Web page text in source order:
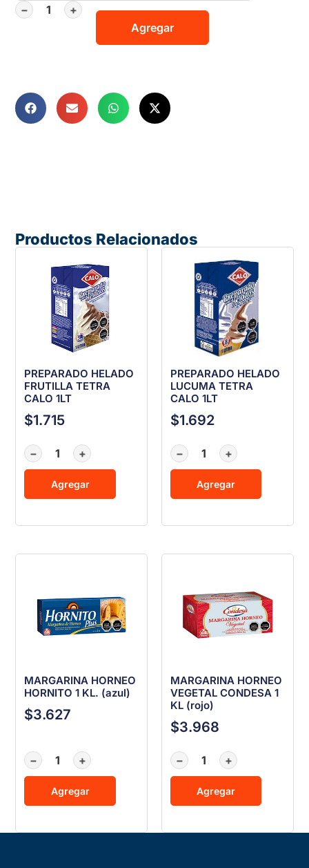
−
+
Agregar
Productos Relacionados
PREPARADO HELADO
FRUTILLA TETRA
CALO 1LT
$1.715
− +
Agregar
PREPARADO HELADO
LUCUMA TETRA
CALO 1LT
$1.692
− +
Agregar
MARGARINA HORNEO
HORNITO 1 KL. (azul)
$3.627
− +
Agregar
MARGARINA HORNEO
VEGETAL CONDESA 1
KL (rojo)
$3.968
− +
Agregar